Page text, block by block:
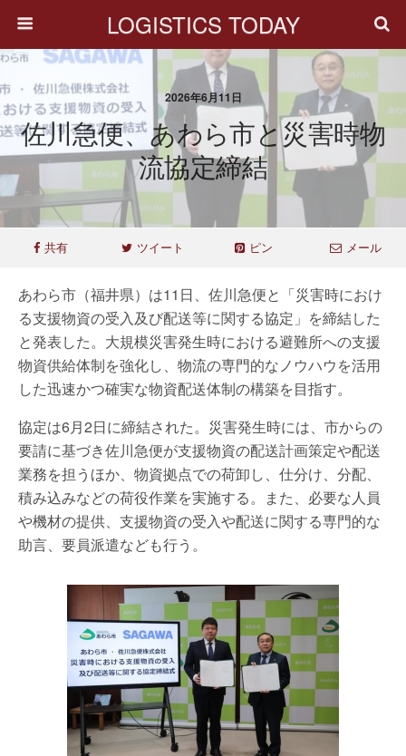
LOGISTICS TODAY
2026年6月11日
佐川急便、あわら市と災害時物
流協定締結
共有 ツイート ピン メール
あわら市（福井県）は11日、佐川急便と「災害時におけ
る支援物資の受入及び配送等に関する協定」を締結した
と発表した。大規模災害発生時における避難所への支援
物資供給体制を強化し、物流の専門的なノウハウを活用
した迅速かつ確実な物資配送体制の構築を目指す。
協定は6月2日に締結された。災害発生時には、市からの
要請に基づき佐川急便が支援物資の配送計画策定や配送
業務を担うほか、物資拠点での荷卸し、仕分け、分配、
積み込みなどの荷役作業を実施する。また、必要な人員
や機材の提供、支援物資の受入や配送に関する専門的な
助言、要員派遣なども行う。